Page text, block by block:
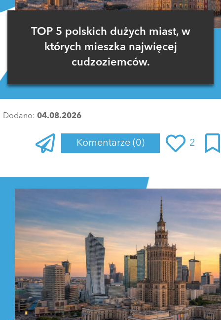
TOP 5 polskich dużych miast, w
których mieszka najwięcej
cudzoziemców.
Dodano: 04.08.2026
Komentarze (0) 2